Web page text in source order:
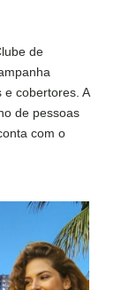
de
cobertores. A
de pessoas
com o